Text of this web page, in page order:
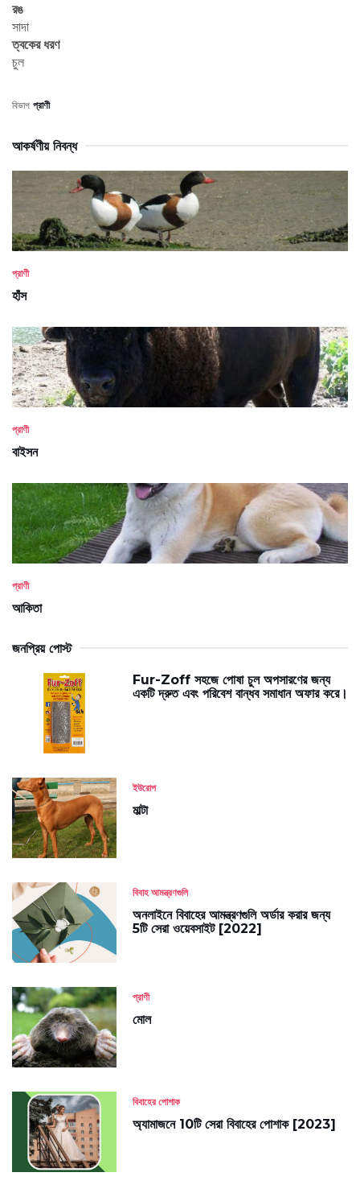
রঙ
সাদা
ত্বকের ধরণ
চুল
বিভাগ প্রাণী
আকর্ষণীয় নিবন্ধ
প্রাণী
হাঁস
প্রাণী
বাইসন
প্রাণী
আকিতা
জনপ্রিয় পোস্ট
Fur-Zoff সহজে পোষা চুল অপসারণের জন্য
একটি দ্রুত এবং পরিবেশ বান্ধব সমাধান অফার করে।
ইউরোপ
মাল্টা
বিবাহ আমন্ত্রণগুলি
অনলাইনে বিবাহের আমন্ত্রণগুলি অর্ডার করার জন্য
5টি সেরা ওয়েবসাইট [2022]
প্রাণী
মোল
বিবাহের পোশাক
অ্যামাজনে 10টি সেরা বিবাহের পোশাক [2023]